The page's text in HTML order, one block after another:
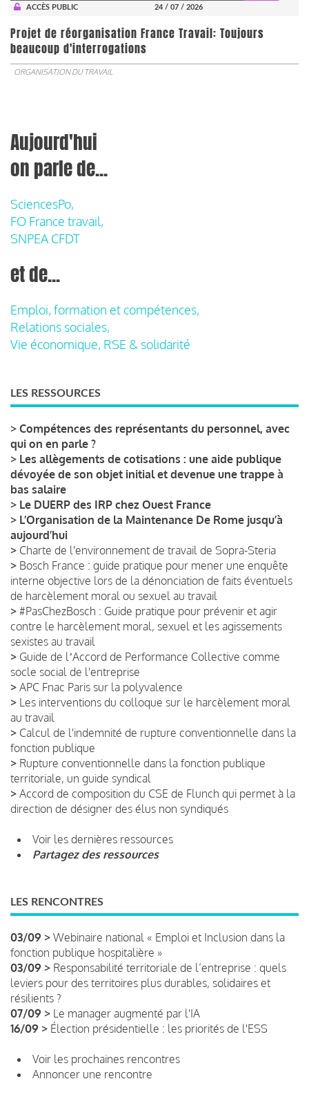
ACCÈS PUBLIC 24 / 07 / 2026
Projet de réorganisation France Travail: Toujours
beaucoup d'interrogations
ORGANISATION DU TRAVAIL
Aujourd'hui
on parle de...
SciencesPo,
FO France travail,
SNPEA CFDT
et de...
Emploi, formation et compétences,
Relations sociales,
Vie économique, RSE & solidarité
LES RESSOURCES
> Compétences des représentants du personnel, avec
qui on en parle ?
> Les allègements de cotisations : une aide publique
dévoyée de son objet initial et devenue une trappe à
bas salaire
> Le DUERP des IRP chez Ouest France
> L’Organisation de la Maintenance De Rome jusqu’à
aujourd’hui
> Charte de l'environnement de travail de Sopra-Steria
> Bosch France : guide pratique pour mener une enquête
interne objective lors de la dénonciation de faits éventuels
de harcèlement moral ou sexuel au travail
> #PasChezBosch : Guide pratique pour prévenir et agir
contre le harcèlement moral, sexuel et les agissements
sexistes au travail
> Guide de lʼAccord de Performance Collective comme
socle social de l'entreprise
> APC Fnac Paris sur la polyvalence
> Les interventions du colloque sur le harcèlement moral
au travail
> Calcul de l'indemnité de rupture conventionnelle dans la
fonction publique
> Rupture conventionnelle dans la fonction publique
territoriale, un guide syndical
> Accord de composition du CSE de Flunch qui permet à la
direction de désigner des élus non syndiqués
Voir les dernières ressources
Partagez des ressources
LES RENCONTRES
03/09 > Webinaire national « Emploi et Inclusion dans la
fonction publique hospitalière »
03/09 > Responsabilité territoriale de l’entreprise : quels
leviers pour des territoires plus durables, solidaires et
résilients ?
07/09 > Le manager augmenté par l'IA
16/09 > Élection présidentielle : les priorités de l'ESS
Voir les prochaines rencontres
Annoncer une rencontre